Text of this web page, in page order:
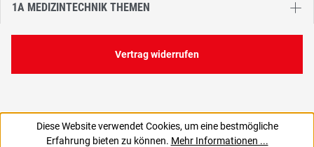
640,96 €
1A MEDIZINTECHNIK THEMEN
Vertrag widerrufen
Diese Website verwendet Cookies, um eine bestmögliche
Erfahrung bieten zu können. Mehr Informationen ...